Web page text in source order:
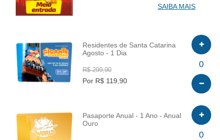
SAIBA MAIS
INFO
Residentes de Santa Catarina
Agosto - 1 Dia
R$ 299,90
Por R$ 119,90
0
INFO
Pasaporte Anual - 1 Ano - Anual
Ouro
0